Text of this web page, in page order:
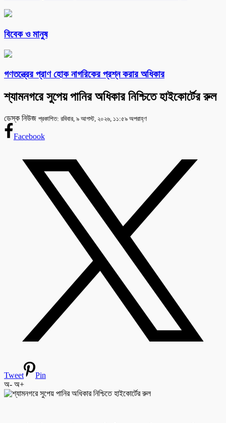
বিবেক ও মানুষ
গণতন্ত্রের প্রাণ হোক নাগরিকের প্রশ্ন করার অধিকার
শ্যামনগরে সুপেয় পানির অধিকার নিশ্চিতে হাইকোর্টের রুল
ডেস্ক নিউজ প্রকাশিত: রবিবার, ৯ আগস্ট, ২০২৬, ১১:৫৯ অপরাহ্ণ
Facebook
Tweet
Pin
অ- অ+